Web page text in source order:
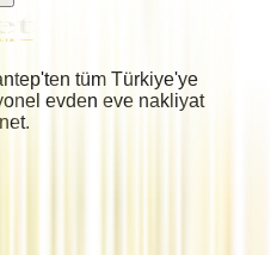
tüm Türkiye'ye
evden eve nakliyat